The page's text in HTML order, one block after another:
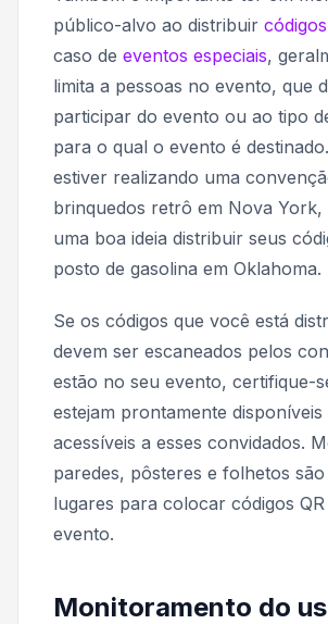
público-alvo ao distribuir
caso de eventos especiais,
limita a pessoas no evento, que
participar do evento ou ao tipo
para o qual o evento é
estiver realizando uma
brinquedos retrô em Nova York,
uma boa ideia distribuir seus
posto de gasolina em Oklahoma.
Se os códigos que você está
devem ser escaneados pelos
estão no seu evento, certifique-
estejam prontamente
acessíveis a esses convidados.
paredes, pôsteres e folhetos
lugares para colocar códigos
evento.
Monitoramento do